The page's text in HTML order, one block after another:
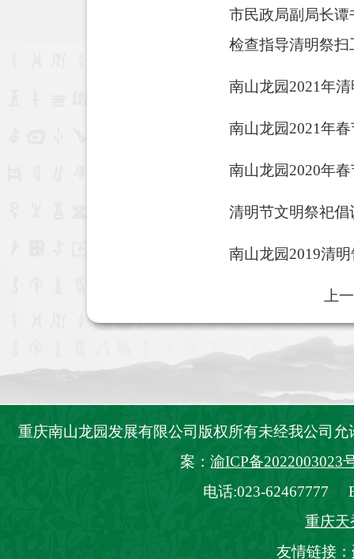
市民政局副局长
检查指导清明祭扫
南山龙园2021年
南山龙园2021年
南山龙园2020年
清明节文明祭祀倡
南山龙园2019清
上
重庆南山龙园发展有限公司版权所有未经我公
案：渝ICP备2022003023
电话:023-62467777
重庆天
友情链接：